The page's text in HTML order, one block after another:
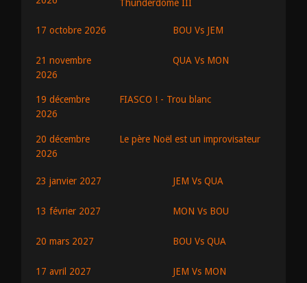
Thunderdome III
17 octobre 2026 BOU Vs JEM
21 novembre
2026
QUA Vs MON
19 décembre
2026
FIASCO ! - Trou blanc
20 décembre
2026
Le père Noël est un improvisateur
23 janvier 2027 JEM Vs QUA
13 février 2027 MON Vs BOU
20 mars 2027 BOU Vs QUA
17 avril 2027 JEM Vs MON